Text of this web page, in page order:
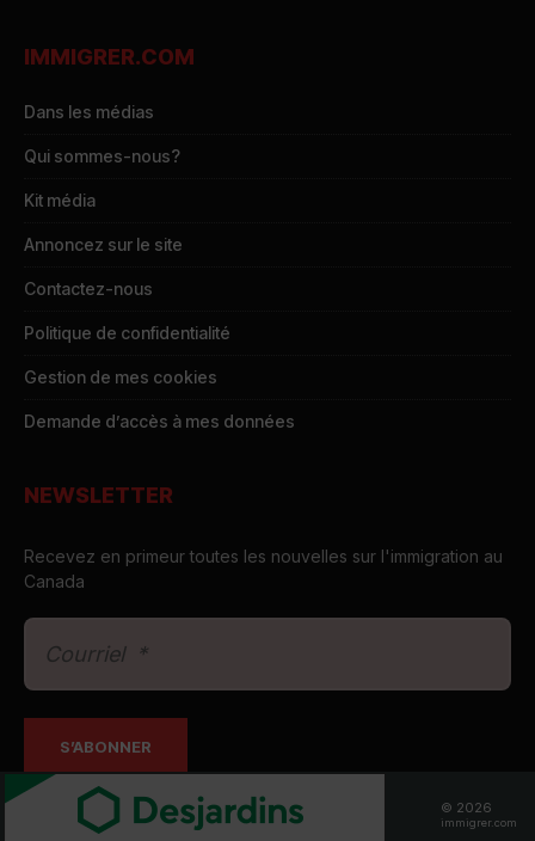
IMMIGRER.COM
Dans les médias
Qui sommes-nous?
Kit média
Annoncez sur le site
Contactez-nous
Politique de confidentialité
Gestion de mes cookies
Demande d’accès à mes données
NEWSLETTER
Recevez en primeur toutes les nouvelles sur l'immigration au
Canada
© 2026
immigrer.com